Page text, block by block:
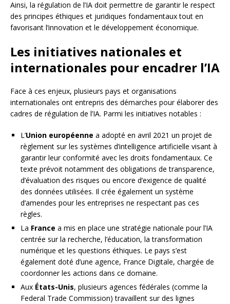
Ainsi, la régulation de l’IA doit permettre de garantir le respect
des principes éthiques et juridiques fondamentaux tout en
favorisant l’innovation et le développement économique.
Les initiatives nationales et
internationales pour encadrer l’IA
Face à ces enjeux, plusieurs pays et organisations
internationales ont entrepris des démarches pour élaborer des
cadres de régulation de l’IA. Parmi les initiatives notables :
L’Union européenne a adopté en avril 2021 un projet de
règlement sur les systèmes d’intelligence artificielle visant à
garantir leur conformité avec les droits fondamentaux. Ce
texte prévoit notamment des obligations de transparence,
d’évaluation des risques ou encore d’exigence de qualité
des données utilisées. Il crée également un système
d’amendes pour les entreprises ne respectant pas ces
règles.
La France a mis en place une stratégie nationale pour l’IA
centrée sur la recherche, l’éducation, la transformation
numérique et les questions éthiques. Le pays s’est
également doté d’une agence, France Digitale, chargée de
coordonner les actions dans ce domaine.
Aux États-Unis, plusieurs agences fédérales (comme la
Federal Trade Commission) travaillent sur des lignes